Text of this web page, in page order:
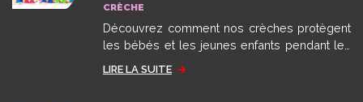
CRÈCHE
Découvrez comment nos crèches protègent
les bébés et les jeunes enfants pendant les
grâce aux recommandations des autorités
LIRE LA SUITE